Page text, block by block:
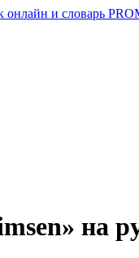
на